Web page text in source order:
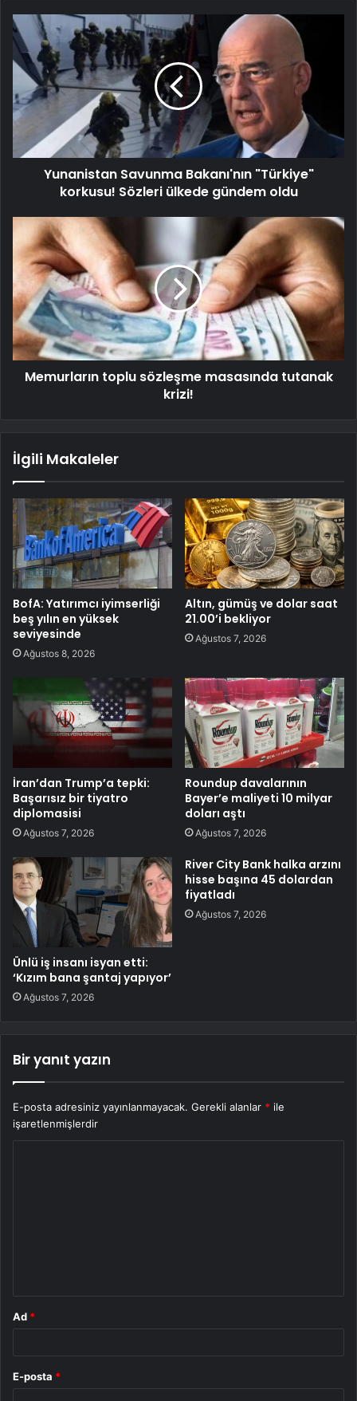
Yunanistan Savunma Bakanı'nın "Türkiye"
korkusu! Sözleri ülkede gündem oldu
Memurların toplu sözleşme masasında tutanak
krizi!
İlgili Makaleler
BofA: Yatırımcı iyimserliği
beş yılın en yüksek
seviyesinde
Ağustos 8, 2026
Altın, gümüş ve dolar saat
21.00’i bekliyor
Ağustos 7, 2026
İran’dan Trump’a tepki:
Başarısız bir tiyatro
diplomasisi
Ağustos 7, 2026
Roundup davalarının
Bayer’e maliyeti 10 milyar
doları aştı
Ağustos 7, 2026
Ünlü iş insanı isyan etti:
‘Kızım bana şantaj yapıyor’
Ağustos 7, 2026
River City Bank halka arzını
hisse başına 45 dolardan
fiyatladı
Ağustos 7, 2026
Bir yanıt yazın
E-posta adresiniz yayınlanmayacak. Gerekli alanlar * ile
işaretlenmişlerdir
Ad *
E-posta *